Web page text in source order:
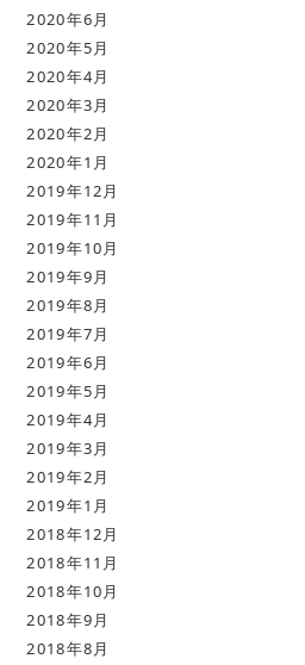
2020年6月
2020年5月
2020年4月
2020年3月
2020年2月
2020年1月
2019年12月
2019年11月
2019年10月
2019年9月
2019年8月
2019年7月
2019年6月
2019年5月
2019年4月
2019年3月
2019年2月
2019年1月
2018年12月
2018年11月
2018年10月
2018年9月
2018年8月